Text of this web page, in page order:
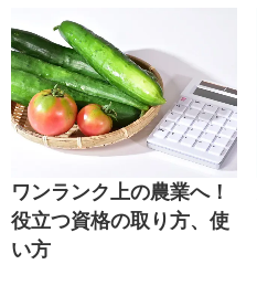
ワンランク上の農業へ！
役立つ資格の取り方、使
い方